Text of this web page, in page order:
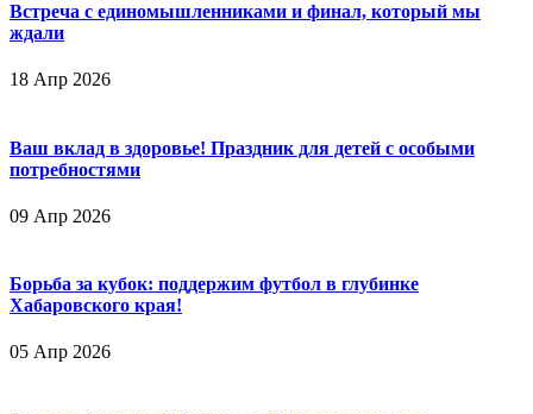
Встреча с единомышленниками и финал, который мы
ждали
18 Апр 2026
Ваш вклад в здоровье! Праздник для детей с особыми
потребностями
09 Апр 2026
Борьба за кубок: поддержим футбол в глубинке
Хабаровского края!
05 Апр 2026